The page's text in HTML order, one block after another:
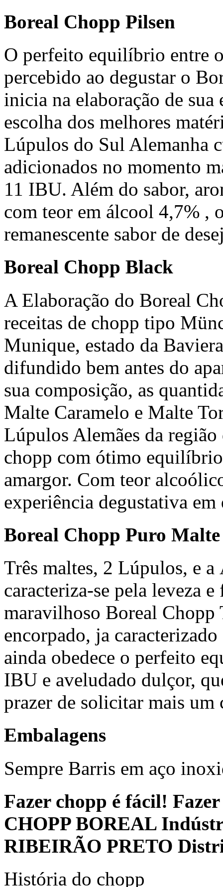
Boreal Chopp Pilsen
O perfeito equilíbrio entre
percebido ao degustar o
inicia na elaboração de
escolha dos melhores
Lúpulos do Sul Alemanha
adicionados no momento
11 IBU. Além do sabor,
com teor em álcool 4,7% ,
remanescente sabor de
Boreal Chopp Black
A Elaboração do Boreal
receitas de chopp tipo
Munique, estado da
difundido bem antes do
sua composição, as
Malte Caramelo e Malte
Lúpulos Alemães da
chopp com ótimo
amargor. Com teor
experiência degustativa
Boreal Chopp Puro Malte
Três maltes, 2 Lúpulos, e
caracteriza-se pela leveza
maravilhoso Boreal
encorpado, ja
ainda obedece o perfeito
IBU e aveludado dulçor,
prazer de solicitar mais um
Embalagens
Sempre Barris em aço
Fazer chopp é fácil!
CHOPP BOREAL
RIBEIRÃO PRETO
História do chopp